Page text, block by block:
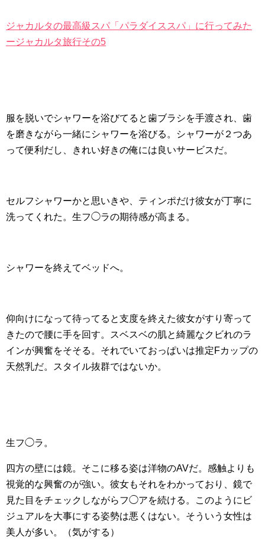
ジャカルタの最高級スパ「パラダイススパ」に行ってみた
ージャカルタ旅行その5
服を脱いでシャワーを浴びてると歯ブラシを手渡され、歯
を磨きながら一緒にシャワーを浴びる。シャワーが２つあ
って便利だし、きれい好きの俺には良いサービスだ。
セルフシャワーかと思いきや、ティンポだけ彼女が丁寧に
洗ってくれた。生フ◯ラの期待感が高まる。
シャワーを終えてベッドへ。
仰向けになって待ってると支度を終えた彼女がすり寄って
きたので腰に手を回す。スベスベの肌と綺麗なクビれのラ
インが興奮をそそる。それでいておっぱいは推定Fカップの
天然乳だ。スタイル抜群ではないか。
生フ◯ラ。
四方の壁には鏡。そこに移る姿は洋物のAVだ。感触よりも
視覚的な興奮のが強い。彼女もそれをわかっており、鏡で
見た目をチェックしながらフ◯アを続ける。このようにビ
ジュアルを大事にする姿勢は悪くはない。そういう女性は
美人が多い。（気がする）